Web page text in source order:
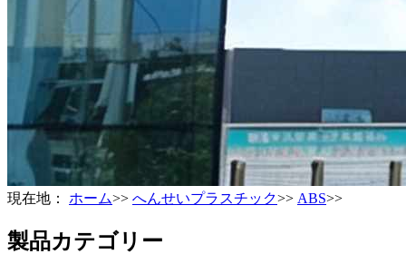
現在地： ホーム>> へんせいプラスチック>> ABS>>
製品カテゴリー